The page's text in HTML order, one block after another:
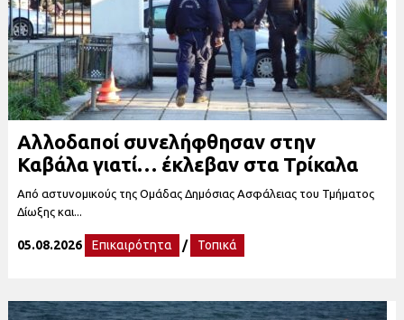
Αλλοδαποί συνελήφθησαν στην
Καβάλα γιατί… έκλεβαν στα Τρίκαλα
Από αστυνομικούς της Ομάδας Δημόσιας Ασφάλειας του Τμήματος
Δίωξης και...
05.08.2026 Επικαιρότητα / Τοπικά